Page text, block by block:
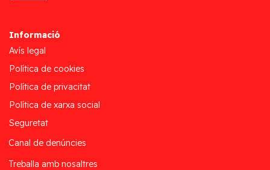
Informació
Avís legal
Política de cookies
Política de privacitat
Política de xarxa social
Seguretat
Canal de denúncies
Treballa amb nosaltres